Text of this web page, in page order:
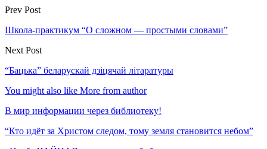
Prev Post
Школа-практикум “О сложном — простыми словами”
Next Post
“Бацька” беларускай дзіцячай літаратуры
You might also like More from author
В мир информации через библиотеку!
“Кто идёт за Христом следом, тому земля становится небом”